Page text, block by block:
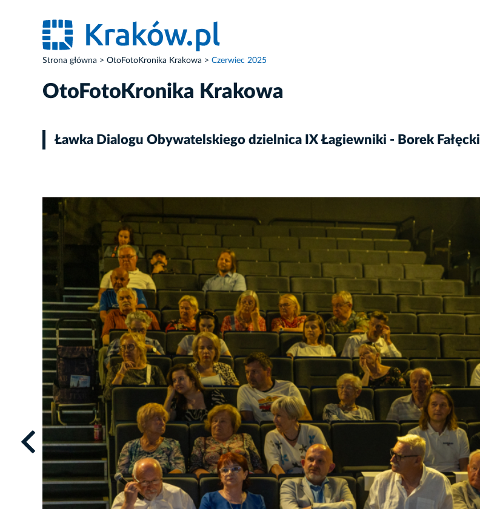
Strona główna OtoFotoKronika Krakowa Czerwiec 2025
OtoFotoKronika Krakowa
Ławka Dialogu Obywatelskiego dzielnica IX Łagiewniki - Borek Fałęcki